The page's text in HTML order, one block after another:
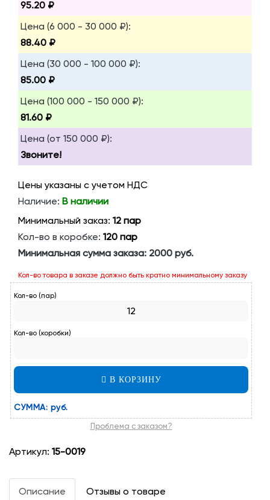
95.20 ₽
Цена (6 000 - 30 000 ₽):
88.40 ₽
Цена (30 000 - 100 000 ₽):
85.00 ₽
Цена (100 000 - 150 000 ₽):
81.60 ₽
Цена (от 150 000 ₽):
Звоните!
Цены указаны с учетом НДС
Наличие: В наличии
Минимальный заказ: 12 пар
Кол-во в коробке: 120 пар
Минимальная сумма заказа: 2000 руб.
Кол-во товара в заказе должно быть кратно минимальному заказу
Кол-во (пар)
Кол-во (коробки)
В КОРЗИНУ
СУММА: руб.
Проблема с заказом?
Артикул: 15-0019
Описание Отзывы о товаре